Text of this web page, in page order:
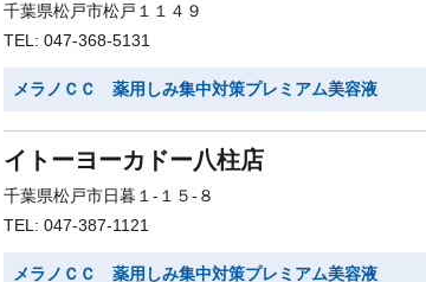
千葉県松戸市松戸１１４９
TEL: 047-368-5131
メラノＣＣ 薬用しみ集中対策プレミアム美容液
イトーヨーカドー八柱店
千葉県松戸市日暮１-１５-８
TEL: 047-387-1121
メラノＣＣ 薬用しみ集中対策プレミアム美容液